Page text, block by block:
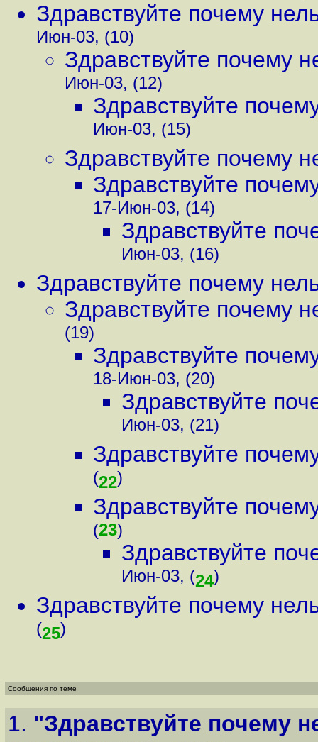
Здравствуйте почему
Июн-03, (10)
Здравствуйте почему
Июн-03, (12)
Здравствуйте
Июн-03, (15)
Здравствуйте почему
Здравствуйте
17-Июн-03, (14)
Здравствуйте
Июн-03, (16)
Здравствуйте почему
Здравствуйте почему
(19)
Здравствуйте
18-Июн-03, (20)
Здравствуйте
Июн-03, (21)
Здравствуйте
(22)
Здравствуйте
(23)
Здравствуйте
Июн-03, (24)
Здравствуйте почему
(25)
Сообщения по теме
1. "Здравствуйте почему